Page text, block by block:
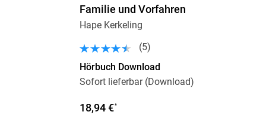
Familie und Vorfahren
Hape Kerkeling
(5)
Hörbuch Download
Sofort lieferbar (Download)
18,94 €*